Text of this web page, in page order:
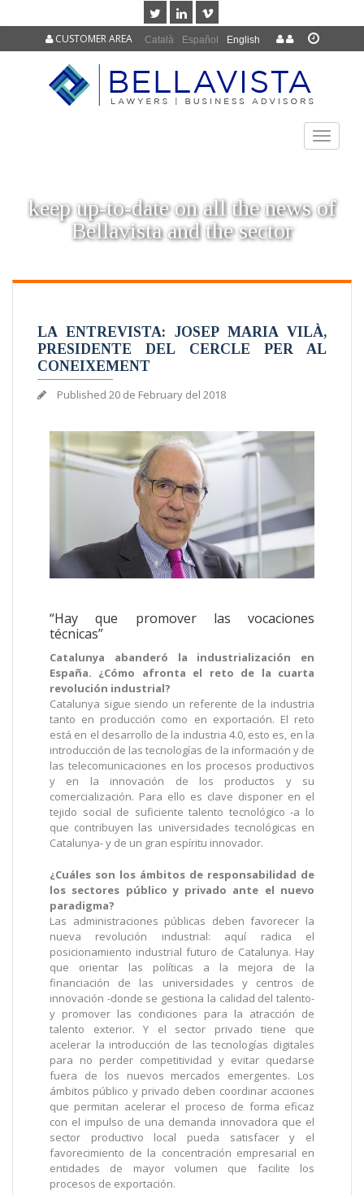
Català Español English
CUSTOMER AREA
TOGGLE
keep up-to-date on all the news of
Bellavista and the sector
LA ENTREVISTA: JOSEP MARIA VILÀ,
PRESIDENTE DEL CERCLE PER AL
CONEIXEMENT
Published 20 de February del 2018
“Hay que promover las vocaciones
técnicas”
Catalunya abanderó la industrialización en
España. ¿Cómo afronta el reto de la cuarta
revolución industrial?
Catalunya sigue siendo un referente de la industria
tanto en producción como en exportación. El reto
está en el desarrollo de la industria 4.0, esto es, en la
introducción de las tecnologías de la información y de
las telecomunicaciones en los procesos productivos
y en la innovación de los productos y su
comercialización. Para ello es clave disponer en el
tejido social de suficiente talento tecnológico -a lo
que contribuyen las universidades tecnológicas en
Catalunya- y de un gran espíritu innovador.
¿Cuáles son los ámbitos de responsabilidad de
los sectores público y privado ante el nuevo
paradigma?
Las administraciones públicas deben favorecer la
nueva revolución industrial: aquí radica el
posicionamiento industrial futuro de Catalunya. Hay
que orientar las políticas a la mejora de la
financiación de las universidades y centros de
innovación -donde se gestiona la calidad del talento-
y promover las condiciones para la atracción de
talento exterior. Y el sector privado tiene que
acelerar la introducción de las tecnologías digitales
para no perder competitividad y evitar quedarse
fuera de los nuevos mercados emergentes. Los
ámbitos público y privado deben coordinar acciones
que permitan acelerar el proceso de forma eficaz
con el impulso de una demanda innovadora que el
sector productivo local pueda satisfacer y el
favorecimiento de la concentración empresarial en
entidades de mayor volumen que facilite los
procesos de exportación.